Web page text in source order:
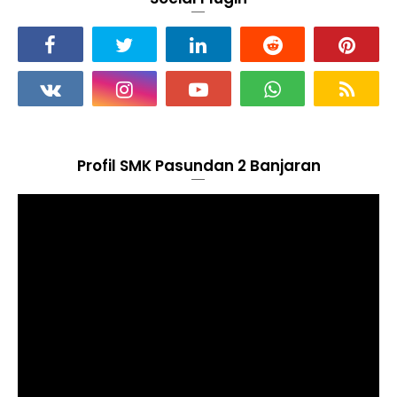
Profil SMK Pasundan 2 Banjaran